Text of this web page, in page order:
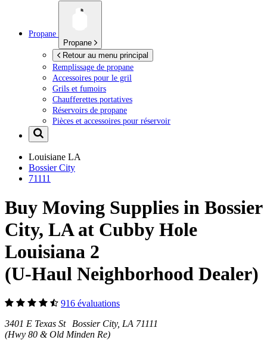
Propane
Propane
Retour au menu principal
Remplissage de propane
Accessoires pour le gril
Grils et fumoirs
Chaufferettes portatives
Réservoirs de propane
Pièces et accessoires pour réservoir
Louisiane LA
Bossier City
71111
Buy Moving Supplies in Bossier
City, LA at Cubby Hole
Louisiana 2
(U-Haul Neighborhood Dealer)
916 évaluations
3401 E Texas St Bossier City, LA 71111
(Hwy 80 & Old Minden Re)